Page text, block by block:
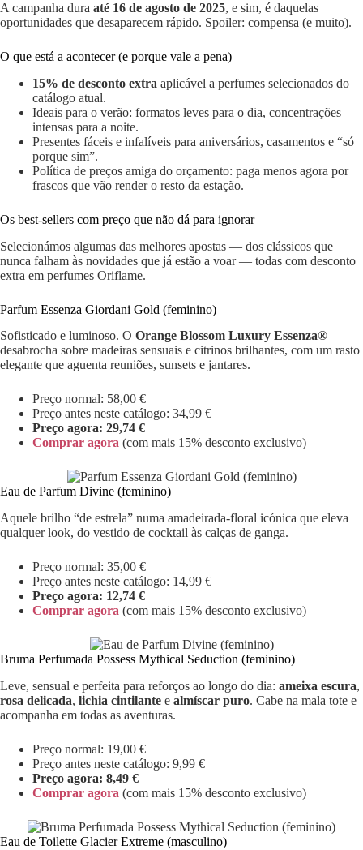
A campanha dura até 16 de agosto de 2025, e sim, é daquelas
oportunidades que desaparecem rápido. Spoiler: compensa (e muito).
O que está a acontecer (e porque vale a pena)
15% de desconto extra aplicável a perfumes selecionados do
catálogo atual.
Ideais para o verão: formatos leves para o dia, concentrações
intensas para a noite.
Presentes fáceis e infalíveis para aniversários, casamentos e “só
porque sim”.
Política de preços amiga do orçamento: paga menos agora por
frascos que vão render o resto da estação.
Os best-sellers com preço que não dá para ignorar
Selecionámos algumas das melhores apostas — dos clássicos que
nunca falham às novidades que já estão a voar — todas com desconto
extra em perfumes Oriflame.
Parfum Essenza Giordani Gold (feminino)
Sofisticado e luminoso. O Orange Blossom Luxury Essenza®
desabrocha sobre madeiras sensuais e citrinos brilhantes, com um rasto
elegante que aguenta reuniões, sunsets e jantares.
Preço normal: 58,00 €
Preço antes neste catálogo: 34,99 €
Preço agora: 29,74 €
Comprar agora (com mais 15% desconto exclusivo)
Eau de Parfum Divine (feminino)
Aquele brilho “de estrela” numa amadeirada-floral icónica que eleva
qualquer look, do vestido de cocktail às calças de ganga.
Preço normal: 35,00 €
Preço antes neste catálogo: 14,99 €
Preço agora: 12,74 €
Comprar agora (com mais 15% desconto exclusivo)
Bruma Perfumada Possess Mythical Seduction (feminino)
Leve, sensual e perfeita para reforços ao longo do dia: ameixa escura,
rosa delicada, lichia cintilante e almíscar puro. Cabe na mala tote e
acompanha em todas as aventuras.
Preço normal: 19,00 €
Preço antes neste catálogo: 9,99 €
Preço agora: 8,49 €
Comprar agora (com mais 15% desconto exclusivo)
Eau de Toilette Glacier Extreme (masculino)